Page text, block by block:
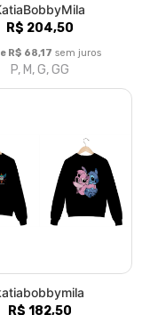
R$ 204,50
R$ 68,17 sem juros
P, M, G, GG
R$ 182,50